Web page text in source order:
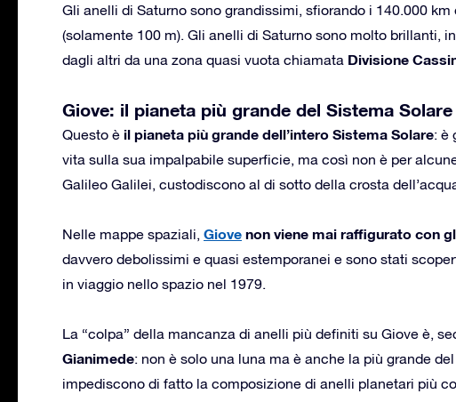
Gli anelli di Saturno sono grandissimi, sfiorando i 140.000
(solamente 100 m). Gli anelli di Saturno sono molto brillanti,
dagli altri da una zona quasi vuota chiamata Divisione
Giove: il pianeta più grande del Sistema Solare
Questo è il pianeta più grande dell’intero Sistema Solare: è
vita sulla sua impalpabile superficie, ma così non è per
Galileo Galilei, custodiscono al di sotto della crosta
Nelle mappe spaziali, Giove non viene mai raffigurato con
davvero debolissimi e quasi estemporanei e sono stati
in viaggio nello spazio nel 1979.
La “colpa” della mancanza di anelli più definiti su Giove è,
Gianimede: non è solo una luna ma è anche la più grande
impediscono di fatto la composizione di anelli planetari più